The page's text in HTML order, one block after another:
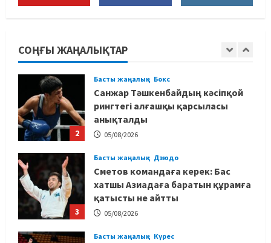
СОҢҒЫ ЖАҢАЛЫҚТАР
1 05/08/2026
2
Басты жаңалық Бокс
Санжар Тәшкенбайдың кәсіпқой
рингтегі алғашқы қарсыласы
анықталды
05/08/2026
3
Басты жаңалық Дзюдо
Сметов командаға керек: Бас
хатшы Азиадаға баратын құрамға
қатысты не айтты
05/08/2026
Басты жаңалық Күрес